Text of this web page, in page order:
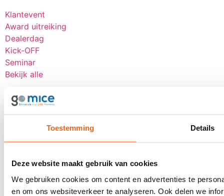
Toestemming Details
Deze website maakt gebruik van cookies
We gebruiken cookies om content en advertenties te
en om ons websiteverkeer te analyseren. Ook delen we
Klantevent
Award uitreiking
Dealerdag
Kick-OFF
Seminar
Bekijk alle
Over goMICE
Blog
Werken bij
Stretch-methode
Klantervaringen
MVO